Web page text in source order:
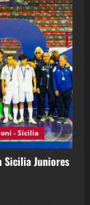
28^ Puntata
Sport News
27^ Puntata
26^ Puntata
- Sicilia
Sicilia Juniores